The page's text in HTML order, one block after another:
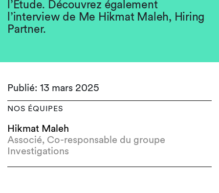
l’Étude. Découvrez également
l’interview de Me Hikmat Maleh, Hiring
Partner.
Publié: 13 mars 2025
NOS ÉQUIPES
Hikmat Maleh
Associé, Co-responsable du groupe
Investigations